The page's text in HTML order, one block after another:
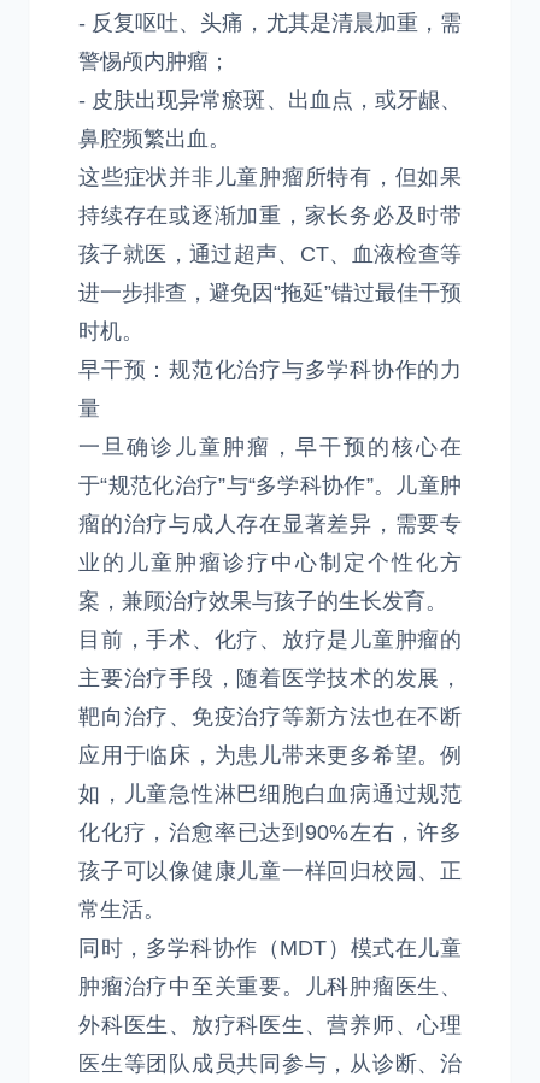
- 反复呕吐、头痛，尤其是清晨加重，需
警惕颅内肿瘤；
- 皮肤出现异常瘀斑、出血点，或牙龈、
鼻腔频繁出血。
这些症状并非儿童肿瘤所特有，但如果
持续存在或逐渐加重，家长务必及时带
孩子就医，通过超声、CT、血液检查等
进一步排查，避免因“拖延”错过最佳干预
时机。
早干预：规范化治疗与多学科协作的力
量
一旦确诊儿童肿瘤，早干预的核心在
于“规范化治疗”与“多学科协作”。儿童肿
瘤的治疗与成人存在显著差异，需要专
业的儿童肿瘤诊疗中心制定个性化方
案，兼顾治疗效果与孩子的生长发育。
目前，手术、化疗、放疗是儿童肿瘤的
主要治疗手段，随着医学技术的发展，
靶向治疗、免疫治疗等新方法也在不断
应用于临床，为患儿带来更多希望。例
如，儿童急性淋巴细胞白血病通过规范
化化疗，治愈率已达到90%左右，许多
孩子可以像健康儿童一样回归校园、正
常生活。
同时，多学科协作（MDT）模式在儿童
肿瘤治疗中至关重要。儿科肿瘤医生、
外科医生、放疗科医生、营养师、心理
医生等团队成员共同参与，从诊断、治